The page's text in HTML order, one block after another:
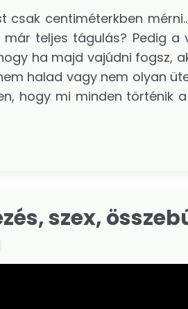
centiméterkben
teljes tágulás? Pedig a
ha majd vajúdni fogsz,
halad vagy nem olyan
hogy mi minden történik
szex,